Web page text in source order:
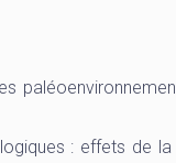
: effets de